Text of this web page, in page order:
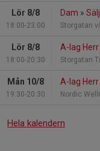
Lör 8/8
18:00-23:00
Dam »
Storgatan
Lör 8/8
18:00-20:30
A-lag Herr
Storgatan
Mån 10/8
19:30-20:30
A-lag Herr
Nordic
Hela kalendern